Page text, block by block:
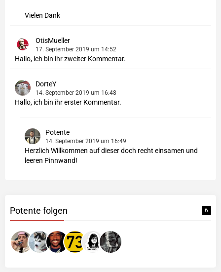
Vielen Dank
OtisMueller
17. September 2019 um 14:52
Hallo, ich bin ihr zweiter Kommentar.
DorteY
14. September 2019 um 16:48
Hallo, ich bin ihr erster Kommentar.
Potente
14. September 2019 um 16:49
Herzlich Willkommen auf dieser doch recht einsamen und
leeren Pinnwand!
Potente folgen 6